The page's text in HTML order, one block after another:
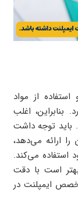
از مواد
بنابراین، اغلب
باید توجه داشت
ارائه می‌دهد،
استفاده می‌کند.
است با دقت
ایمپلنت در